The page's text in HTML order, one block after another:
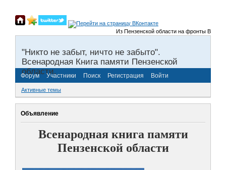
Из Пензенской области на фронты
"Никто не забыт, ничто не забыто".
Всенародная Книга памяти Пензенской
области.
Форум Участники Поиск Регистрация Войти
Активные темы
Объявление
Всенародная книга памяти
Пензенской области